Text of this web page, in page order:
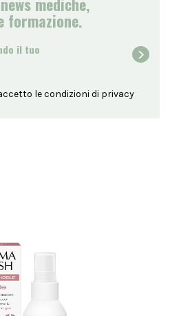
il tuo
le condizioni di privacy